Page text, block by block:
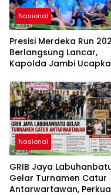
Nasional
Presisi Merdeka Run
Berlangsung Lancar,
Kapolda Jambi
Dukungan Masyarakat
Nasional
GRIB Jaya
Gelar Turnamen Catur
Antarwartawan,